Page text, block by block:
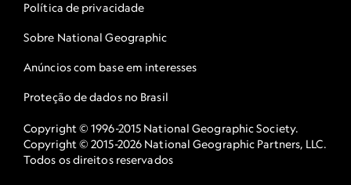
Política de privacidade
Sobre National Geographic
Anúncios com base em interesses
Proteção de dados no Brasil
Copyright © 1996-2015 National Geographic Society.
Copyright © 2015-2026 National Geographic Partners, LLC.
Todos os direitos reservados